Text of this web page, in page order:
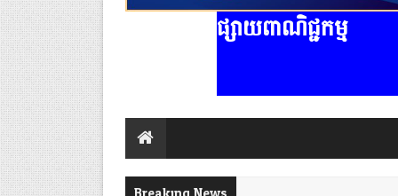
ផ្សាយពាណិជ្ជកម្ម